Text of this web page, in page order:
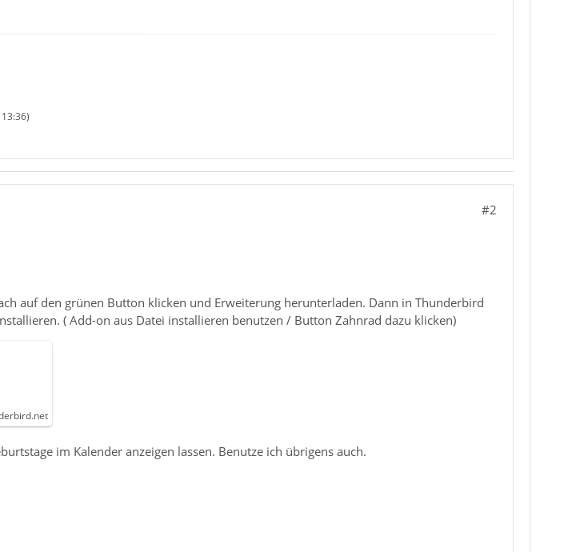
)
#2
auf den grünen Button klicken und Erweiterung herunterladen. Dann in Thunderbird
( Add-on aus Datei installieren benutzen / Button Zahnrad dazu klicken)
im Kalender anzeigen lassen. Benutze ich übrigens auch.